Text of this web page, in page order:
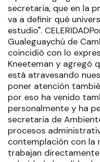
secretaria, que en la
va a definir qué
estudio".
Gualeguaychú de
coincidió con lo
Kneeteman y agregó
está atravesando
poner atención
por eso ha venido
personalmente y ha
secretaria de
procesos
contemplación con la
trabajan